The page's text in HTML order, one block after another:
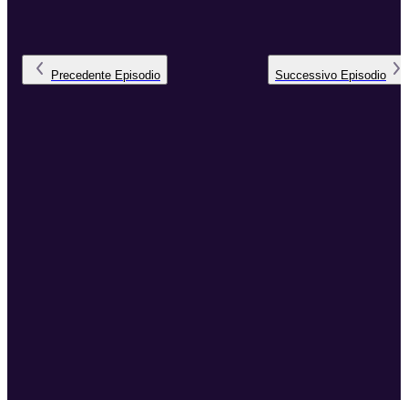
Precedente Episodio Successivo Episodio